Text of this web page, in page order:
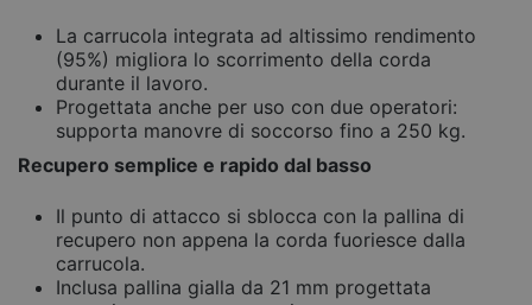
La carrucola integrata ad altissimo rendimento
(95%) migliora lo scorrimento della corda
durante il lavoro.
Progettata anche per uso con due operatori:
supporta manovre di soccorso fino a 250 kg.
Recupero semplice e rapido dal basso
Il punto di attacco si sblocca con la pallina di
recupero non appena la corda fuoriesce dalla
carrucola.
Inclusa pallina gialla da 21 mm progettata